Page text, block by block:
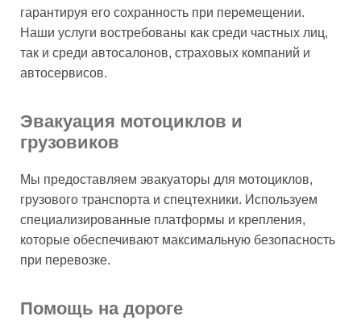
гарантируя его сохранность при перемещении.
Наши услуги востребованы как среди частных лиц,
так и среди автосалонов, страховых компаний и
автосервисов.
Эвакуация мотоциклов и
грузовиков
Мы предоставляем эвакуаторы для мотоциклов,
грузового транспорта и спецтехники. Используем
специализированные платформы и крепления,
которые обеспечивают максимальную безопасность
при перевозке.
Помощь на дороге